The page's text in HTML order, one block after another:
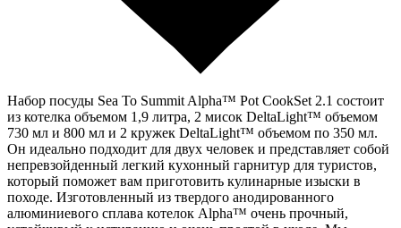
Набор посуды Sea To Summit Alpha™ Pot CookSet 2.1 состоит
из котелка объемом 1,9 литра, 2 мисок DeltaLight™ объемом
730 мл и 800 мл и 2 кружек DeltaLight™ объемом по 350 мл.
Он идеально подходит для двух человек и представляет собой
непревзойденный легкий кухонный гарнитур для туристов,
который поможет вам приготовить кулинарные изыски в
походе. Изготовленный из твердого анодированного
алюминиевого сплава котелок Alpha™ очень прочный,